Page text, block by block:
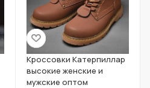
Кроссовки Катерпиллар
высокие женские и
мужские оптом